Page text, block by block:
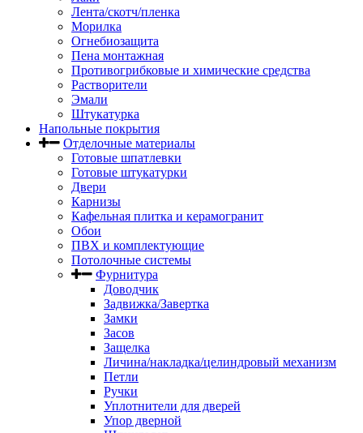
Лента/скотч/пленка
Морилка
Огнебиозащита
Пена монтажная
Противогрибковые и химические средства
Растворители
Эмали
Штукатурка
Напольные покрытия
Отделочные материалы
Готовые шпатлевки
Готовые штукатурки
Двери
Карнизы
Кафельная плитка и керамогранит
Обои
ПВХ и комплектующие
Потолочные системы
Фурнитура
Доводчик
Задвижка/Завертка
Замки
Засов
Защелка
Личина/накладка/целиндровый механизм
Петли
Ручки
Уплотнители для дверей
Упор дверной